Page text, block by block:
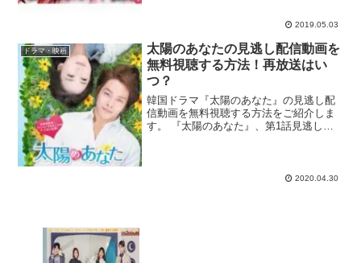
2019.05.03
ドラマ・映画
太陽のあなたの見逃し配信動画を
無料視聴する方法！再放送はい
つ？
韓国ドラマ『太陽のあなた』の見逃し配
信動画を無料視聴する方法をご紹介しま
す。 『太陽のあなた』、第1話見逃した
2020.04.30